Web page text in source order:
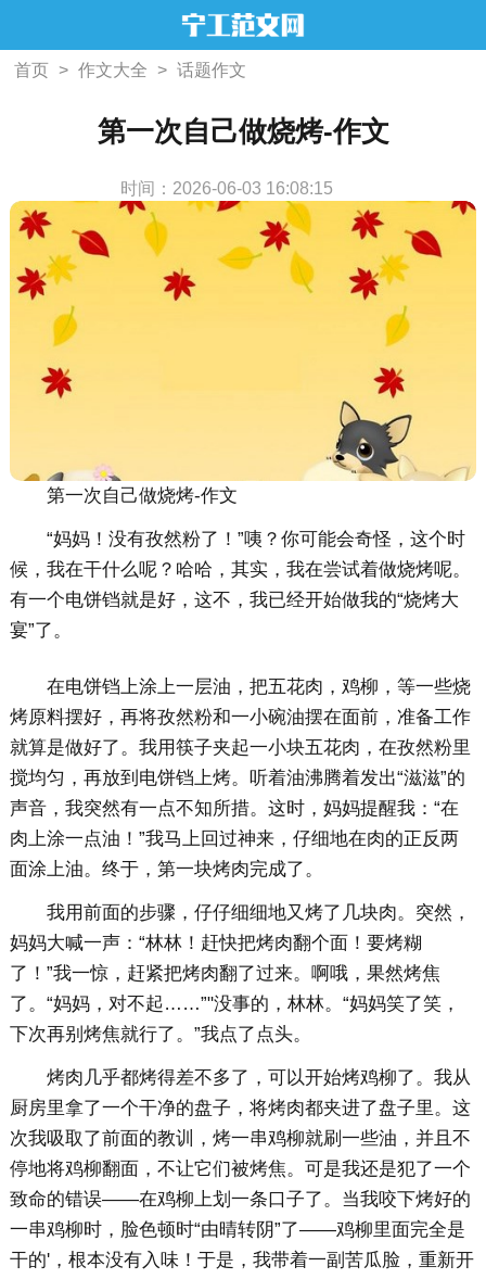
首页 > 作文大全 > 话题作文
第一次自己做烧烤-作文
时间：2026-06-03 16:08:15
第一次自己做烧烤-作文
“妈妈！没有孜然粉了！”咦？你可能会奇怪，这个时
候，我在干什么呢？哈哈，其实，我在尝试着做烧烤呢。
有一个电饼铛就是好，这不，我已经开始做我的“烧烤大
宴”了。
在电饼铛上涂上一层油，把五花肉，鸡柳，等一些烧
烤原料摆好，再将孜然粉和一小碗油摆在面前，准备工作
就算是做好了。我用筷子夹起一小块五花肉，在孜然粉里
搅均匀，再放到电饼铛上烤。听着油沸腾着发出“滋滋”的
声音，我突然有一点不知所措。这时，妈妈提醒我：“在
肉上涂一点油！”我马上回过神来，仔细地在肉的正反两
面涂上油。终于，第一块烤肉完成了。
我用前面的步骤，仔仔细细地又烤了几块肉。突然，
妈妈大喊一声：“林林！赶快把烤肉翻个面！要烤糊
了！”我一惊，赶紧把烤肉翻了过来。啊哦，果然烤焦
了。“妈妈，对不起……”"没事的，林林。“妈妈笑了笑，
下次再别烤焦就行了。”我点了点头。
烤肉几乎都烤得差不多了，可以开始烤鸡柳了。我从
厨房里拿了一个干净的盘子，将烤肉都夹进了盘子里。这
次我吸取了前面的教训，烤一串鸡柳就刷一些油，并且不
停地将鸡柳翻面，不让它们被烤焦。可是我还是犯了一个
致命的错误——在鸡柳上划一条口子了。当我咬下烤好的
一串鸡柳时，脸色顿时“由晴转阴”了——鸡柳里面完全是
干的'，根本没有入味！于是，我带着一副苦瓜脸，重新开